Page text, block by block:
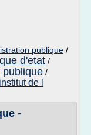
publique /
d'etat /
publique /
institut de l
-